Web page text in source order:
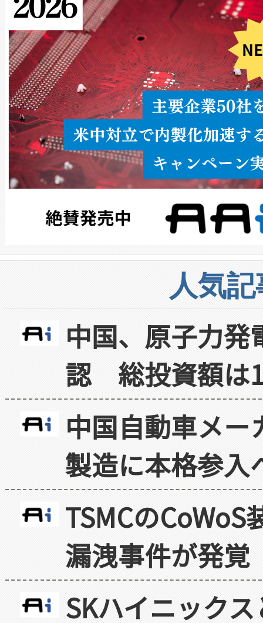
人気
中国、原子力
認 総投資額は
中国自動車メ
製造に本格参入
TSMCの
漏洩事件が発覚
SKハイニック